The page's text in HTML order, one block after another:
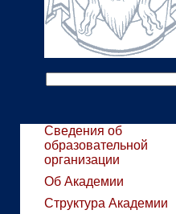
Сведения об
образовательной
организации
Об Академии
Структура Академии